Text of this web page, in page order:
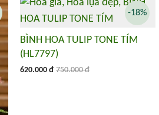
BÌNH HOA TULIP TONE TÍM
(HL7797)
620.000 đ 750.000 đ
-18%